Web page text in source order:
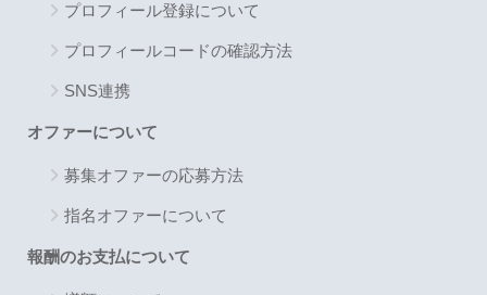
プロフィール登録について
プロフィールコードの確認方法
SNS連携
オファーについて
募集オファーの応募方法
指名オファーについて
報酬のお支払について